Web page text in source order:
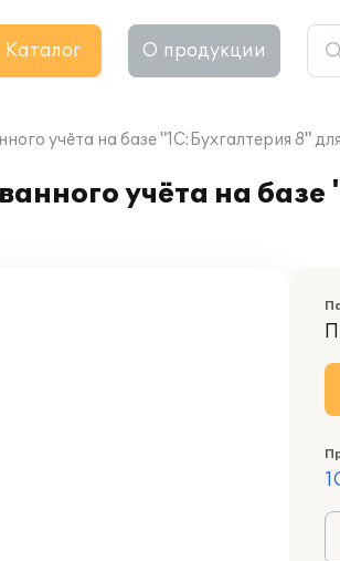
Каталог О продукции
учёта на базе "1С:Бухгалтерия 8"
учёта на